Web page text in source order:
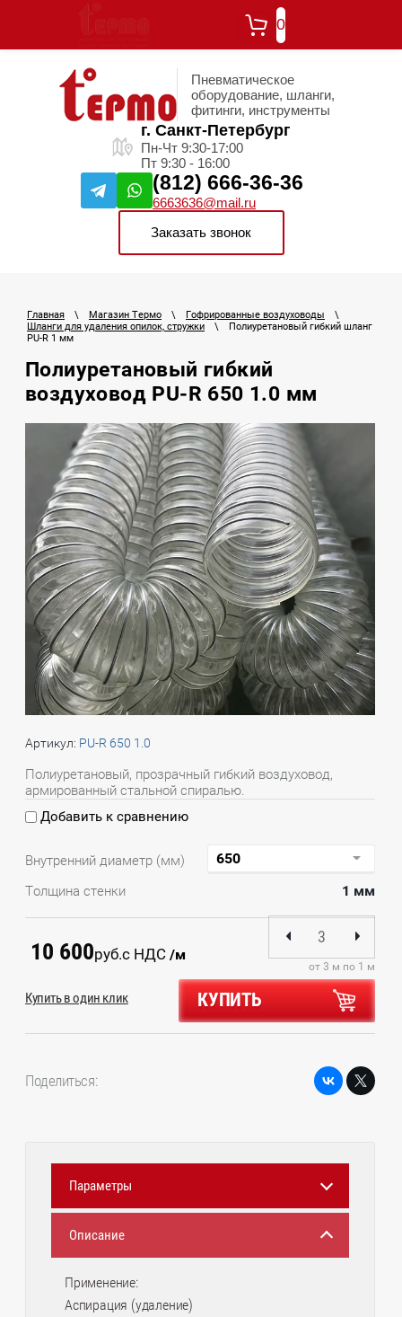
0
Пневматическое
оборудование, шланги,
фитинги, инструменты
г. Санкт-Петербург
Пн-Чт 9:30-17:00
Пт 9:30 - 16:00
(812) 666-36-36
6663636@mail.ru
Заказать звонок
Главная \ Магазин Термо \ Гофрированные воздуховоды
\
Шланги для удаления опилок, стружки
\
Полиуретановый гибкий шланг
PU-R 1 мм
Полиуретановый гибкий
воздуховод PU-R 650 1.0 мм
Артикул: PU-R 650 1.0
Полиуретановый, прозрачный гибкий воздуховод,
армированный стальной спиралью.
Добавить к сравнению
Внутренний диаметр (мм)
Толщина стенки
1 мм
10 600руб.с НДС /м
от 3 м по 1 м
КУПИТЬ
Купить в один клик
Поделиться:
Параметры
Описание
Применение:
Аспирация (удаление)